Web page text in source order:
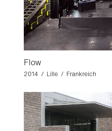
Flow
2014 / Lille / Frankreich